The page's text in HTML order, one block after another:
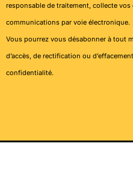
responsable de traitement, collecte
communications par voie électronique.
Vous pourrez vous désabonner à tout
d’accès, de rectification ou
confidentialité.